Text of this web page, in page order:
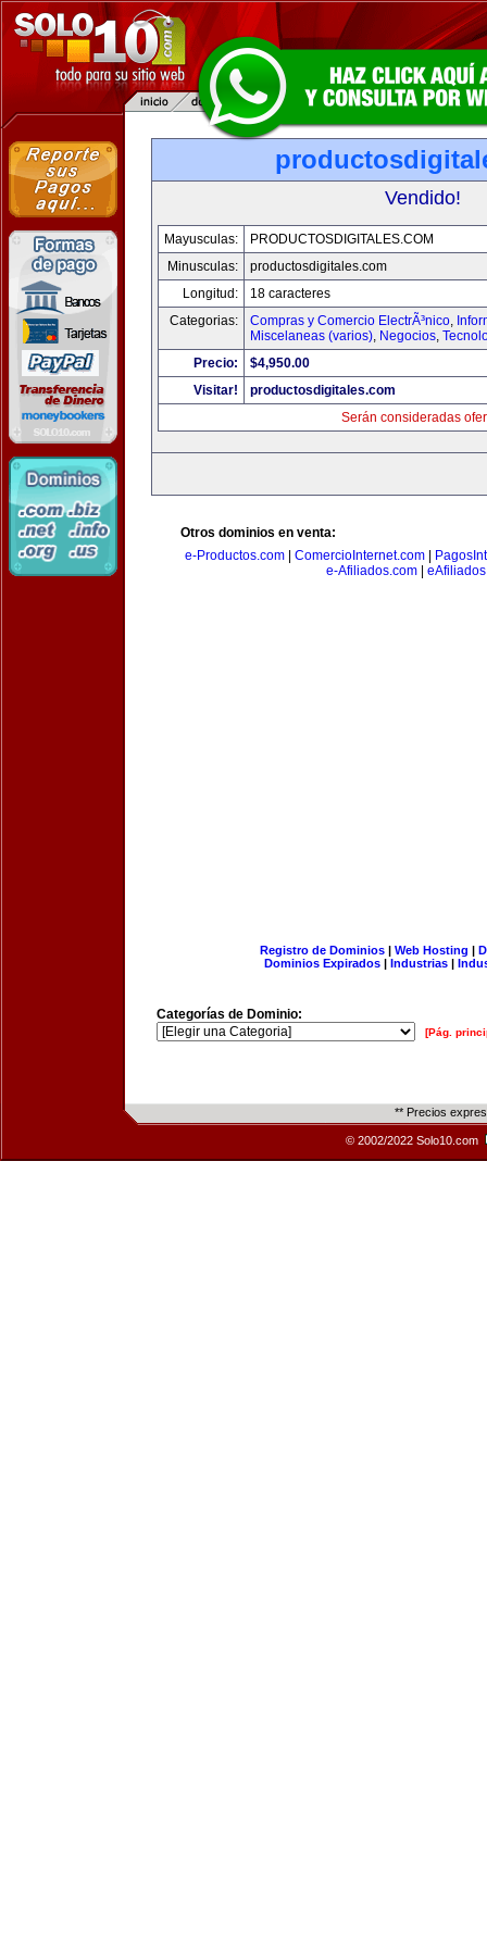
Vendido!
Mayusculas:
PRODUCTOSDIGITALES.COM
Minusculas:
productosdigitales.com
Longitud:
18 caracteres
Categorias:
Compras y Comercio ElectrÃ³nico,
Miscelaneas (varios), Negocios,
Precio:
$4,950.00
Visitar!
productosdigitales.com
Serán consideradas
Otros dominios en venta:
e-Productos.com
ComercioInternet.com
e-Afiliados.com|
Registro de Dominios| Web Hosting |
Dominios Expirados | Industrias |
Categorías de Dominio:
[Pág.
** Precios
© 2002/2022 Solo10.com